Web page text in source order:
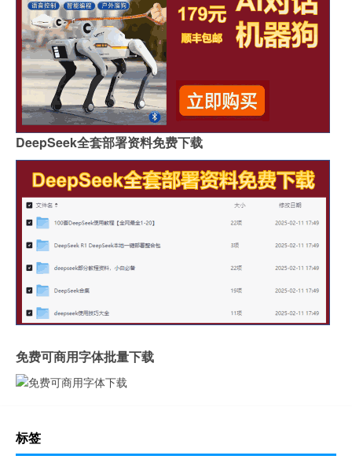
DeepSeek全套部署资料免费下载
免费可商用字体批量下载
标签